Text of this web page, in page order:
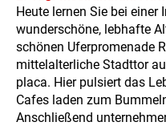
Heute lernen Sie bei
wunderschöne, lebhafte
schönen Uferpromenade
mittelalterliche Stadttor
placa. Hier pulsiert das
Cafes laden zum
Anschließend